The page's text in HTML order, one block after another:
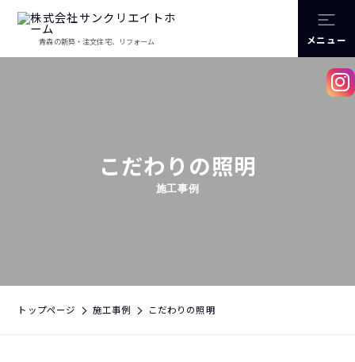
青森の新築・注文住宅、リフォーム メニュー
こだわりの照明
施工事例
トップページ 施工事例 こだわりの照明